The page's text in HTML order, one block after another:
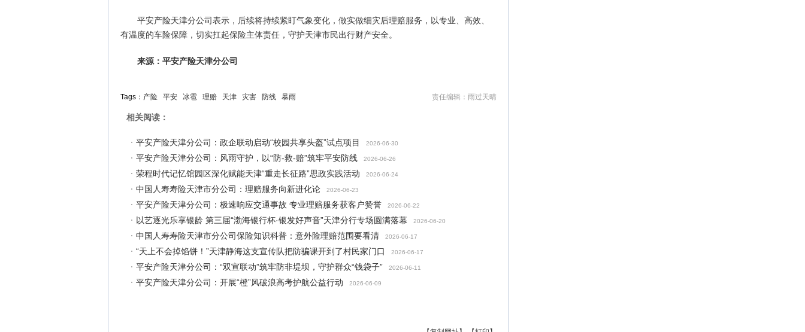
平安产险天津分公司表示，后续将持续紧盯气象变化，做实做细灾后理赔服务，以专业、高效、
有温度的车险保障，切实扛起保险主体责任，守护天津市民出行财产安全。
来源：平安产险天津分公司
Tags： 产险 平安 冰雹 理赔 天津 灾害 防线 暴雨 责任编辑：雨过天晴
相关阅读：
平安产险天津分公司：政企联动启动“校园共享头盔”试点项目 2026-06-30
平安产险天津分公司：风雨守护，以“防-救-赔”筑牢平安防线 2026-06-26
荣程时代记忆馆园区深化赋能天津“重走长征路”思政实践活动 2026-06-24
中国人寿寿险天津市分公司：理赔服务向新进化论 2026-06-23
平安产险天津分公司：极速响应交通事故 专业理赔服务获客户赞誉 2026-06-22
以艺逐光乐享银龄 第三届“渤海银行杯·银发好声音”天津分行专场圆满落幕 2026-06-20
中国人寿寿险天津市分公司保险知识科普：意外险理赔范围要看清 2026-06-17
“天上不会掉馅饼！”天津静海这支宣传队把防骗课开到了村民家门口 2026-06-17
平安产险天津分公司：“双宣联动”筑牢防非堤坝，守护群众“钱袋子” 2026-06-11
平安产险天津分公司：开展“橙”风破浪高考护航公益行动 2026-06-09